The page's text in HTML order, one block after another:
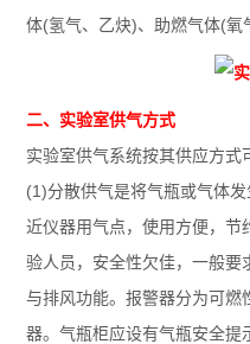
体(氢气、乙炔)、助燃气体(氧
二、实验室供气方式
实验室供气系统按其供应方式
(1)分散供气是将气瓶或气体
近仪器用气点，使用方便，节
验人员，安全性欠佳，一般要
与排风功能。报警器分为可燃
器。气瓶柜应设有气瓶安全提